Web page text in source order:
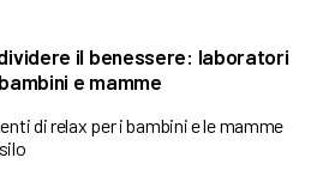
il benessere: laboratori
e mamme
di relax per i bambini e le mamme